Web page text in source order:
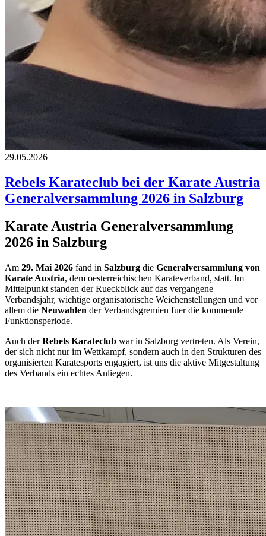
29.05.2026
Rebels Karateclub bei der Karate Austria
Generalversammlung 2026 in Salzburg
Karate Austria Generalversammlung
2026 in Salzburg
Am 29. Mai 2026 fand in Salzburg die Generalversammlung von
Karate Austria, dem oesterreichischen Karateverband, statt. Im
Mittelpunkt standen der Rueckblick auf das vergangene
Verbandsjahr, wichtige organisatorische Weichenstellungen und vor
allem die Neuwahlen der Verbandsgremien fuer die kommende
Funktionsperiode.
Auch derRebels Karateclub war in Salzburg vertreten. Als Verein,
der sich nicht nur im Wettkampf, sondern auch in den Strukturen des
organisierten Karatesports engagiert, ist uns die aktive Mitgestaltung
des Verbands ein echtes Anliegen.